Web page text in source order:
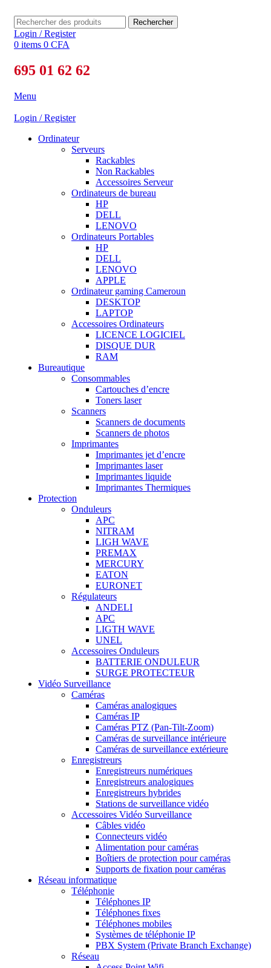
Rechercher
Login / Register
0 items 0 CFA
695 01 62 62
Menu
Login / Register
Ordinateur
Serveurs
Rackables
Non Rackables
Accessoires Serveur
Ordinateurs de bureau
HP
DELL
LENOVO
Ordinateurs Portables
HP
DELL
LENOVO
APPLE
Ordinateur gaming Cameroun
DESKTOP
LAPTOP
Accessoires Ordinateurs
LICENCE LOGICIEL
DISQUE DUR
RAM
Bureautique
Consommables
Cartouches d’encre
Toners laser
Scanners
Scanners de documents
Scanners de photos
Imprimantes
Imprimantes jet d’encre
Imprimantes laser
Imprimantes liquide
Imprimantes Thermiques
Protection
Onduleurs
APC
NITRAM
LIGH WAVE
PREMAX
MERCURY
EATON
EURONET
Régulateurs
ANDELI
APC
LIGTH WAVE
UNEL
Accessoires Onduleurs
BATTERIE ONDULEUR
SURGE PROTECTEUR
Vidéo Surveillance
Caméras
Caméras analogiques
Caméras IP
Caméras PTZ (Pan-Tilt-Zoom)
Caméras de surveillance intérieure
Caméras de surveillance extérieure
Enregistreurs
Enregistreurs numériques
Enregistreurs analogiques
Enregistreurs hybrides
Stations de surveillance vidéo
Accessoires Vidéo Surveillance
Câbles vidéo
Connecteurs vidéo
Alimentation pour caméras
Boîtiers de protection pour caméras
Supports de fixation pour caméras
Réseau informatique
Téléphonie
Téléphones IP
Téléphones fixes
Téléphones mobiles
Systèmes de téléphonie IP
PBX System (Private Branch Exchange)
Réseau